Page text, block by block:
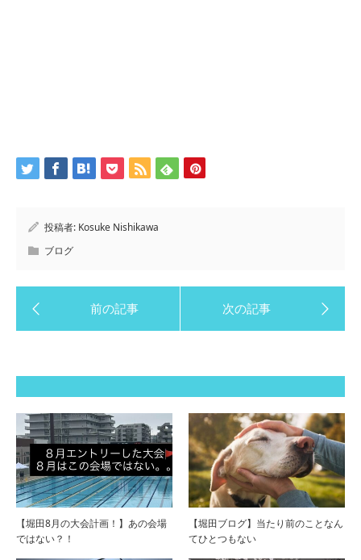
投稿者: Kosuke Nishikawa
ブログ
【堀田8月の大会計画！】あの会場
ではない？！
【堀田ブログ】当たり前のことなん
てひとつもない